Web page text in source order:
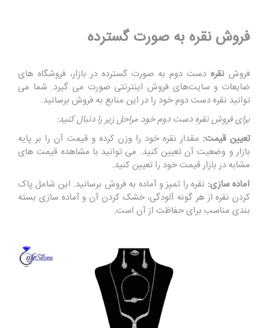
فروش نقره به صورت گسترده
فروش نقره دست دوم به صورت گسترده در بازار، فروشگاه‌ های
ضایعات و سایت‌های فروش اینترنتی صورت می گیرد. شما می
توانید نقره دست دوم خود را در این منابع به فروش برسانید.
برای فروش نقره دست دوم خود مراحل زیر را دنبال کنید:
تعیین قیمت: مقدار نقره خود را وزن کرده و قیمت آن را بر پایه
بازار و وضعیت آن تعیین کنید. می توانید با مشاهده قیمت های
مشابه در بازار قیمت خود را تعیین کنید.
آماده سازی: نقره را تمیز و آماده به فروش برسانید. این شامل پاک
کردن نقره از هر گونه آلودگی، خشک کردن آن و آماده سازی بسته
بندی مناسب برای حفاظت از آن است.